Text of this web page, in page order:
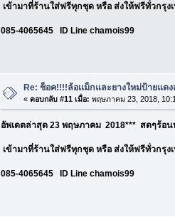
เข้ามาที่ร้านใส่ฟรีทุกชุด หรือ ส่งให้ฟรีทั่วกรุง
085-4065645 ID Line chamois99
Re: ช็อค!!!!ล้อเเม็กและยางใหม่ป้ายแด
«ตอบกลับ #11 เมื่อ: พฤษภาคม 23, 2018,
อัพเดตล่าสุด 23 พฤษภาคม 2018*** สดๆร้อ
เข้ามาที่ร้านใส่ฟรีทุกชุด หรือ ส่งให้ฟรีทั่วกรุง
085-4065645 ID Line chamois99